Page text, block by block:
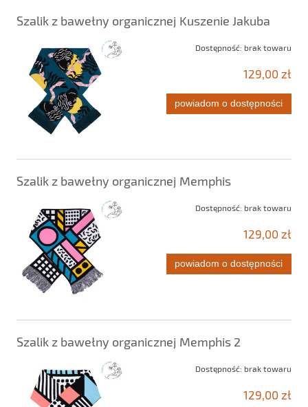
Szalik z bawełny organicznej Kuszenie Jakuba
Dostępność: brak towaru
129,00 zł
powiadom o dostępności
Szalik z bawełny organicznej Memphis
Dostępność: brak towaru
129,00 zł
powiadom o dostępności
Szalik z bawełny organicznej Memphis 2
Dostępność: brak towaru
129,00 zł